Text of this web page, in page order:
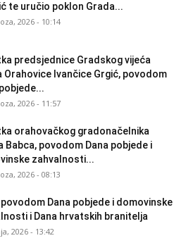
te uručio poklon Grada...
2026 - 10:14
predsjednice Gradskog vijeća
Orahovice Ivančice Grgić, povodom
2026 - 11:57
orahovačkog gradonačelnika
Babca, povodom Dana pobjede i
zahvalnosti...
2026 - 08:13
povodom Dana pobjede i domovinske
i Dana hrvatskih branitelja
2026 - 13:42